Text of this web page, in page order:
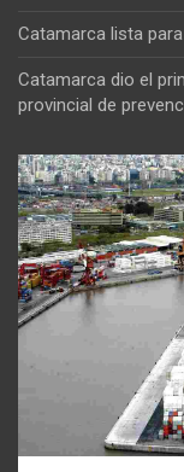
Catamarca lista
Catamarca dio el
provincial de